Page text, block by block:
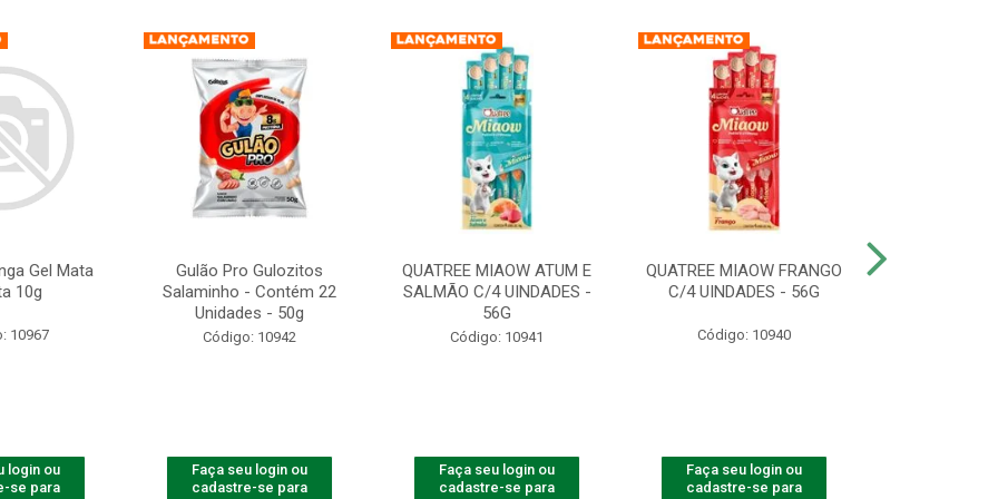
Gel Mata
10g
10967
login ou
se para
Gulão Pro Gulozitos
Salaminho - Contém 22
Unidades - 50g
Código: 10942
Faça seu login ou
cadastre-se para
QUATREE MIAOW ATUM E
SALMÃO C/4 UINDADES -
56G
Código: 10941
Faça seu login ou
cadastre-se para
QUATREE MIAOW FRANGO
C/4 UINDADES - 56G
Código: 10940
Faça seu login ou
cadastre-se para